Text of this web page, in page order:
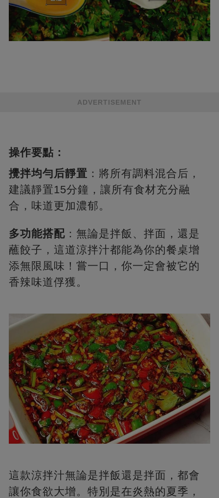
ADVERTISEMENT
操作要點：
攪拌均勻后靜置 ：將所有調料混合后，
建議靜置15分鐘，讓所有食材充分融
合，味道更加濃郁。
多功能搭配：無論是拌飯、拌面，還是
蘸餃子，這道涼拌汁都能為你的餐桌增
添無限風味！嘗一口，你一定會被它的
香辣味道俘獲。
這款涼拌汁無論是拌飯還是拌面，都會
讓你食欲大增。特別是在炎熱的夏季，